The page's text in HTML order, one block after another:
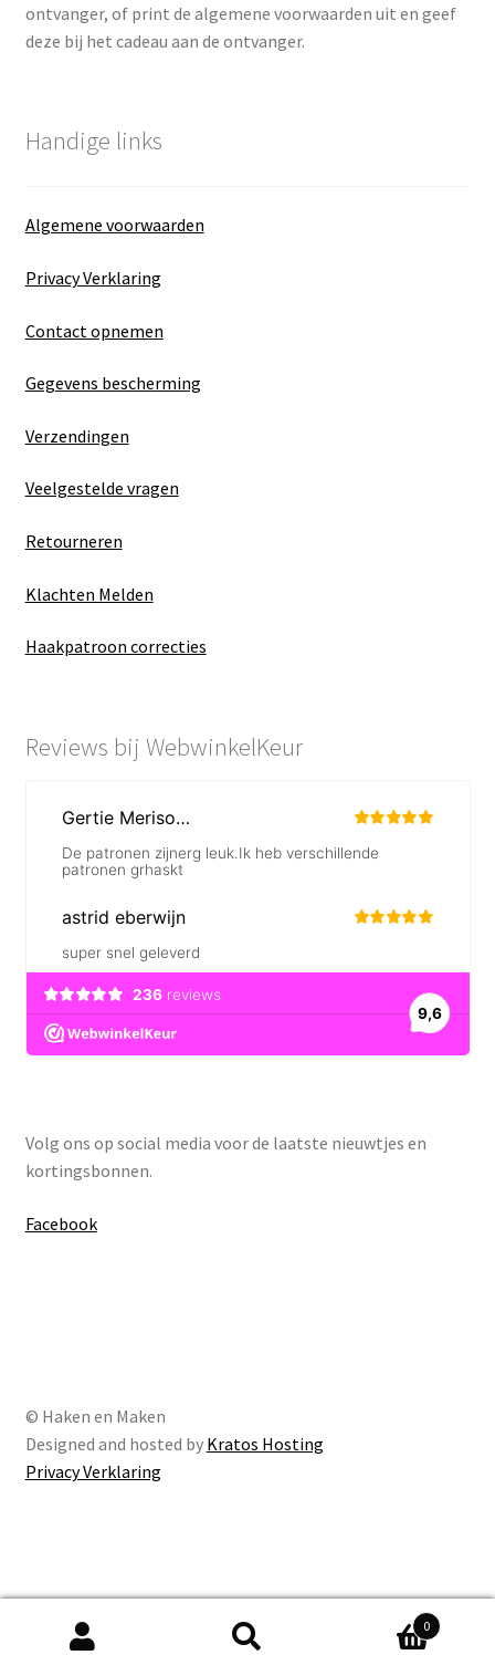
ontvanger, of print de algemene voorwaarden uit en geef
deze bij het cadeau aan de ontvanger.
Handige links
Algemene voorwaarden
Privacy Verklaring
Contact opnemen
Gegevens bescherming
Verzendingen
Veelgestelde vragen
Retourneren
Klachten Melden
Haakpatroon correcties
Reviews bij WebwinkelKeur
Volg ons op social media voor de laatste nieuwtjes en
kortingsbonnen.
Facebook
© Haken en Maken
Designed and hosted by Kratos Hosting
Privacy Verklaring
0
De waardering van hakenenmaken.nl bij
WebwinkelKeur
Reviews
is 9.6/10 gebaseerd op 236 reviews.